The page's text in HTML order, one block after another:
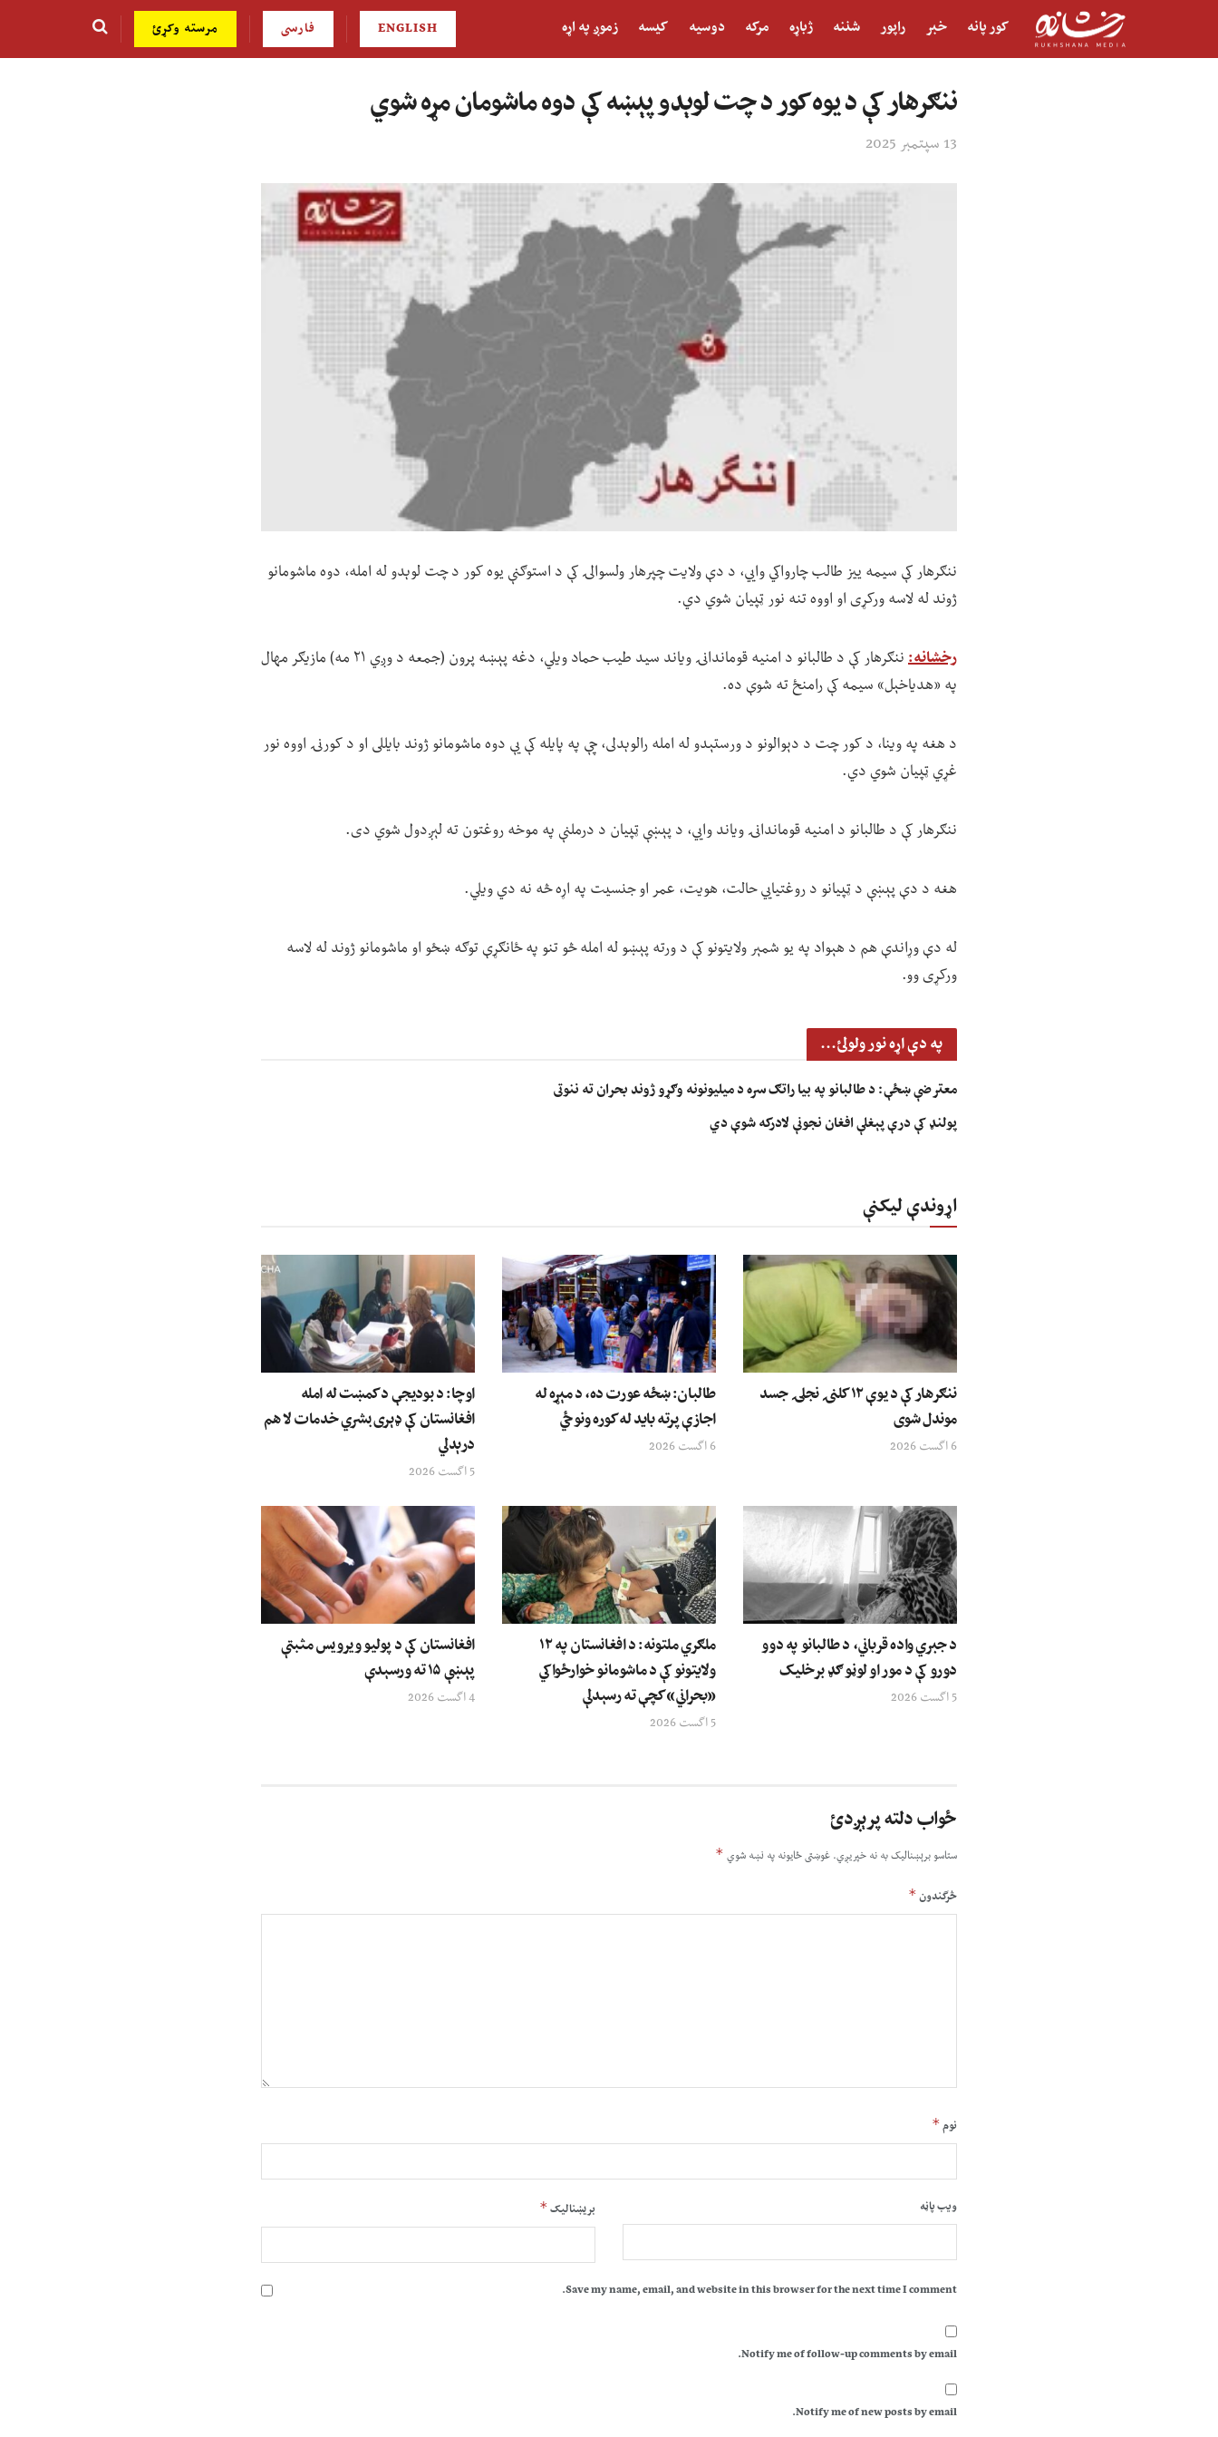
کور پانه خبر راپور شننه ژباړه مرکه دوسیه کیسه زموږ په اړه ENGLISH فارسی مرسته وکړئ
ننګرهار کې د یوه کور د چت لوېدو پېښه کې دوه ماشومان مړه شوي
13 سپتمبر 2025
ننګرهار کې سیمه ییز طالب چارواکي وايي، د دې ولایت چپرهار ولسوالۍ کې د استوګنې یوه کور د چت لوېدو له امله، دوه ماشومانو
ژوند له لاسه ورکړی او اووه تنه نور ټپیان شوي دي.
رخشانه:
ننګرهار کې د طالبانو د امنیه قوماندانۍ ویاند سید طیب حماد ویلي، دغه پېښه پرون (جمعه د وږي ۲۱ مه) مازیګر مهال
په «هدیاخېل» سیمه کې رامنځ ته شوې ده.
د هغه په وینا، د کور چت د دېوالونو د ورستېدو له امله رالوېدلی، چې په پایله کې یې دوه ماشومانو ژوند بایللی او د کورنۍ اووه نور
غړي ټپیان شوي دي.
ننګرهار کې د طالبانو د امنیه قوماندانۍ ویاند وايي، د پېښې ټپيان د درملنې په موخه روغتون ته لېږدول شوي دی.
هغه د دې پېښې د ټپیانو د روغتیايي حالت، هویت، عمر او جنسیت په اړه څه نه دي ویلي.
له دې وړاندې هم د هېواد په یو شمېر ولایتونو کې د ورته پېښو له امله څو تنو په ځانګړې توګه ښځو او ماشومانو ژوند له لاسه
ورکړی وو.
په دې اړه نور ولولئ...
معترضې ښځې: د طالبانو په بیا راتګ سره د میلیونونه وګړو ژوند بحران ته ننوتی
پولنډ کې درې پېغلې افغان نجونې لادرکه شوې دي
اړوندې لیکنې
ننګرهار کې د یوې ۱۲ کلنۍ نجلۍ جسد
موندل شوی
6 اگست 2026
طالبان: ښځه عورت ده، د مېړه له
اجازې پرته باید له کوره ونوځي
6 اگست 2026
اوچا: د بودیجې د کمښت له امله
افغانستان کې ډېری بشري خدمات لا هم
درېدلي
5 اگست 2026
د جبري واده قرباني، د طالبانو په دوو
دورو کې د مور او لوڼو ګډ برخلیک
5 اگست 2026
ملګري ملتونه: د افغانستان په ۱۲
ولایتونو کې د ماشومانو خوارځواکي
«بحراني» کچې ته رسېدلې
5 اگست 2026
افغانستان کې د پولیو ویرویس مثبتې
پېښې ۱۵ ته ورسېدې
4 اگست 2026
ځواب دلته پرېږدئ
ستاسو برېښناليک به نه خپريږي.غوښتى ځایونه په نښه شوي *
څرگندون*
نوم*
بریښنالیک* ویب پاڼه
Save my name, email, and website in this browser for the next time I comment.
Notify me of follow-up comments by email.
Notify me of new posts by email.